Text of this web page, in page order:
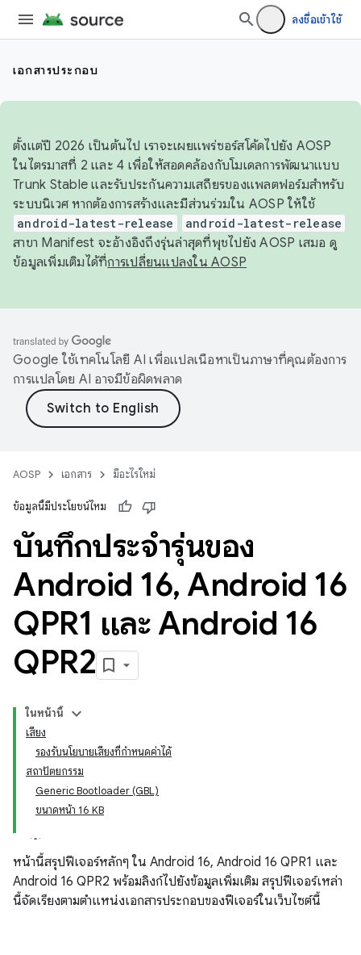
ลงชื่อเข้าใช้
เอกสารประกอบ
ตั้งแต่ปี 2026 เป็นต้นไป เราจะเผยแพร่ซอร์สโค้ดไปยัง AOSP
ในไตรมาสที่ 2 และ 4 เพื่อให้สอดคล้องกับโมเดลการพัฒนาแบบ
Trunk Stable และรับประกันความเสถียรของแพลตฟอร์มสำหรับ
ระบบนิเวศ หากต้องการสร้างและมีส่วนร่วมใน AOSP ให้ใช้
android-latest-release android-latest-release
สาขา Manifest จะอ้างอิงถึงรุ่นล่าสุดที่พุชไปยัง AOSP เสมอ ดู
ข้อมูลเพิ่มเติมได้ที่การเปลี่ยนแปลงใน AOSP
Google ใช้เทคโนโลยี AI เพื่อแปลเนื้อหาเป็นภาษาที่คุณต้องการ
การแปลโดย AI อาจมีข้อผิดพลาด
AOSP เอกสาร มีอะไรใหม่
ข้อมูลนี้มีประโยชน์ไหม
บันทึกประจำรุ่นของ
Android 16, Android 16
QPR1 และ Android 16
QPR2
ในหน้านี้
เสียง
รองรับนโยบายเสียงที่กำหนดค่าได้
สถาปัตยกรรม
Generic Bootloader (GBL)
ขนาดหน้า 16 KB
หน้านี้สรุปฟีเจอร์หลักๆ ใน Android 16, Android 16 QPR1 และ
Android 16 QPR2 พร้อมลิงก์ไปยังข้อมูลเพิ่มเติม สรุปฟีเจอร์เหล่า
นี้จัดเรียงตามตำแหน่งเอกสารประกอบของฟีเจอร์ในเว็บไซต์นี้